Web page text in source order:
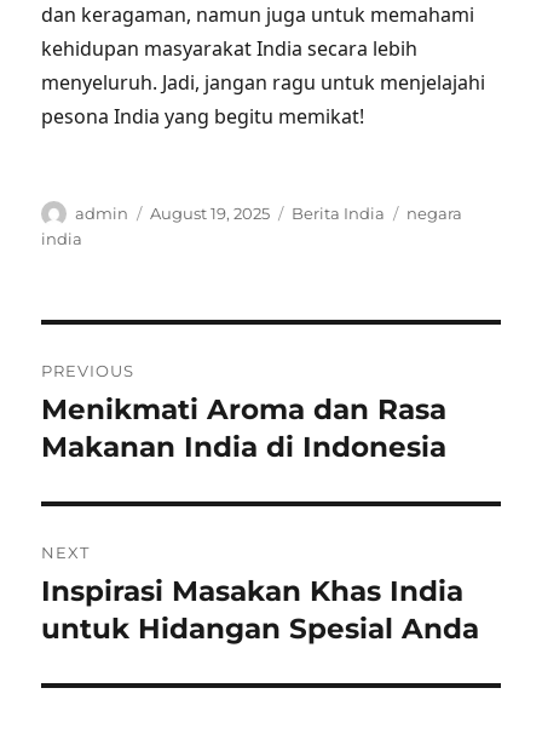
dan keragaman, namun juga untuk memahami
kehidupan masyarakat India secara lebih
menyeluruh. Jadi, jangan ragu untuk menjelajahi
pesona India yang begitu memikat!
Author
admin
Posted
August 19, 2025 Categories
Berita India Tags
negara
india
navigation
PREVIOUS
Previous
post:
Menikmati Aroma dan Rasa
Makanan India di Indonesia
NEXT
Next
post:
Inspirasi Masakan Khas India
untuk Hidangan Spesial Anda